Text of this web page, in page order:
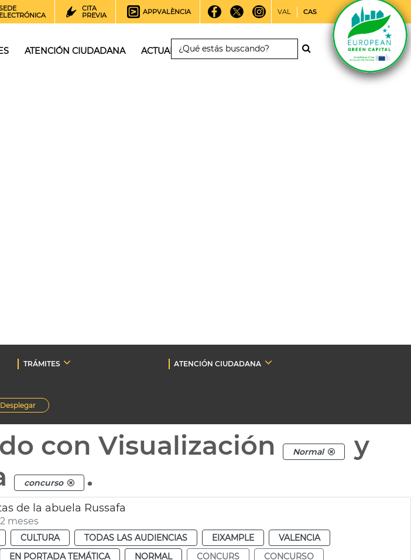
ELECTRÓNICA
CITA
PREVIA
APPVALÈNCIA VAL CAS
ATENCIÓN CIUDADANA ACTUALIDAD
TRÁMITES
ATENCIÓN CIUDADANA
Desplegar
con Visualización Normal
y
concurso .
de la abuela Russafa
meses
CULTURA TODAS LAS AUDIENCIAS EIXAMPLE
VALENCIA
EN PORTADA TEMÁTICA NORMAL CONCURS
CONCURSO